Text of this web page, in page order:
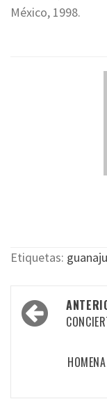
México, 1998.
Etiquetas:
Navegación
por
entradas